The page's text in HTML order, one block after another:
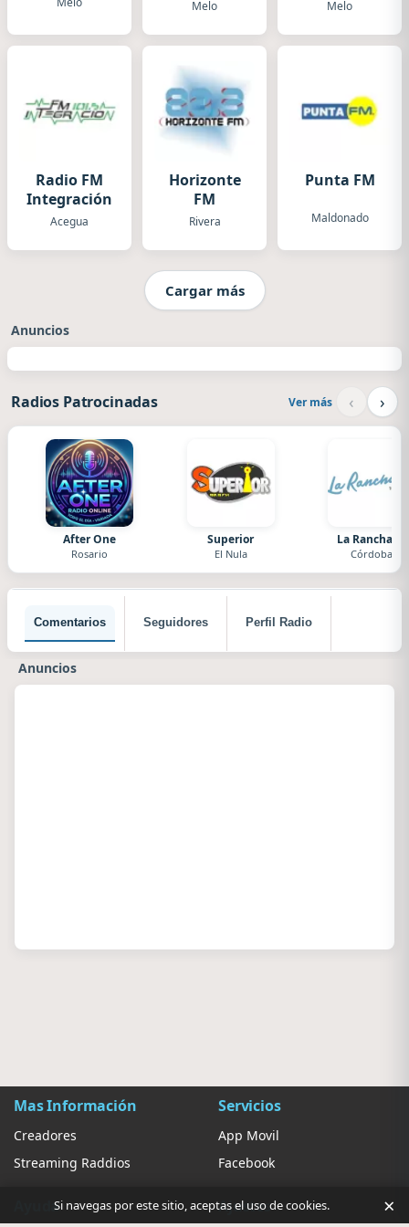
Melo Melo
Radio FM
Integración
Acegua
Horizonte
FM
Rivera
Punta FM
Maldonado
Cargar más
Anuncios
Radios Patrocinadas Ver más ‹ ›
After One
Rosario
Superior
El Nula
La Ranchada
Córdoba
Comentarios Seguidores Perfil Radio
Anuncios
Mas Información
Creadores
Streaming Raddios
Servicios
App Movil
Facebook
Ayuda Ajustes
Si navegas por este sitio, aceptas el uso de cookies. ×